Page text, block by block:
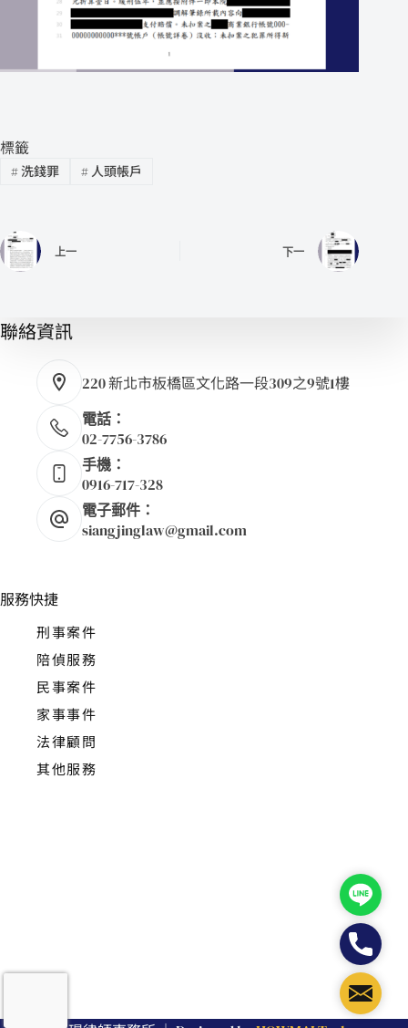
標籤
#洗錢罪 #人頭帳戶
上一 下一
聯絡資訊
220 新北市板橋區文化路一段309之9號1樓
電話：
02-7756-3786
手機：
0916-717-328
電子郵件：
siangjinglaw@gmail.com
服務快捷
刑事案件
陪偵服務
民事案件
家事事件
法律顧問
其他服務
Line
Phone
Mail